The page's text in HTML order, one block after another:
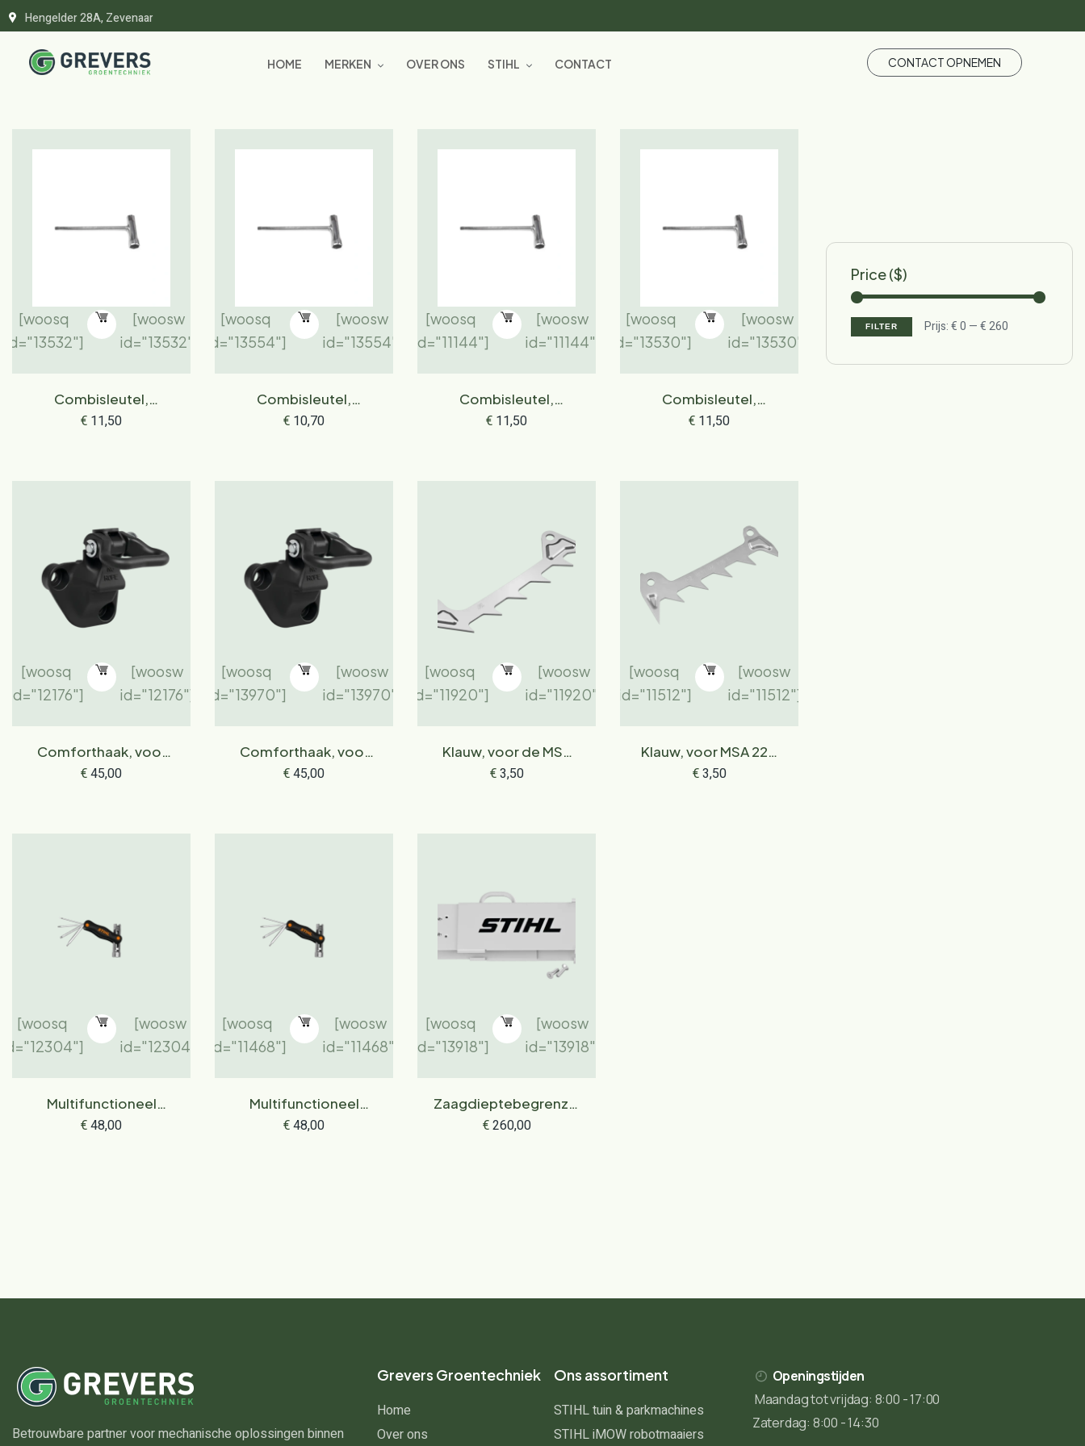
Hengelder 28A, Zevenaar
HOME MERKEN OVER ONS STIHL CONTACT CONTACT OPNEMEN
[woosq
id="13532"]
[woosw
id="13532"]
Combisleutel,
sleutelwijdte 16 en 13
€ 11,50
[woosq
id="13554"]
[woosw
id="13554"]
Combisleutel,
sleutelwijdte 19
€ 10,70
[woosq
id="11144"]
[woosw
id="11144"]
Combisleutel,
sleutelwijdte 19-13
€ 11,50
[woosq
id="13530"]
[woosw
id="13530"]
Combisleutel,
sleutelwijdte 19-16
€ 11,50
[woosq
id="12176"]
[woosw
id="12176"]
Comforthaak, voor
MSA 190 T
€45,00
[woosq
id="13970"]
[woosw
id="13970"]
Comforthaak, voor
MSA 220 T
€45,00
[woosq
id="11920"]
[woosw
id="11920"]
Klauw, voor de MSA
190 T
€3,50
[woosq
id="11512"]
[woosw
id="11512"]
Klauw, voor MSA 220
T / MSA 220 TC-O
€3,50
[woosq
id="12304"]
[woosw
id="12304"]
Multifunctioneel
gereedschap, 19 - 13
€48,00
[woosq
id="11468"]
[woosw
id="11468"]
Multifunctioneel
gereedschap, 19 - 16
€48,00
[woosq
id="13918"]
[woosw
id="13918"]
Zaagdieptebegrenzer,
voor MSA 300 R
€260,00
Price ($)
FILTER Prijs:€ 0 —€ 260
Betrouwbare partner voor mechanische oplossingen binnen
Grevers Groentechniek
Home
Over ons
Ons assortiment
STIHL tuin & parkmachines
STIHL iMOW robotmaaiers
Openingstijden
Maandag tot vrijdag: 8:00 - 17:00
Zaterdag: 8:00 - 14:30